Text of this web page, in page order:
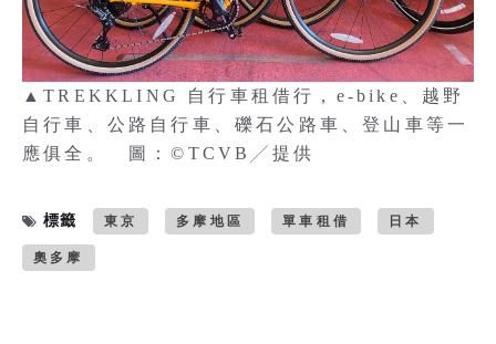
▲TREKKLING 自行車租借行，e-bike、越野
自行車、公路自行車、礫石公路車、登山車等一
應俱全。 圖：©TCVB╱提供
標籤 東京 多摩地區 單車租借 日本
奧多摩